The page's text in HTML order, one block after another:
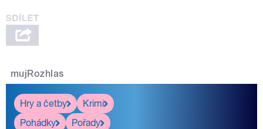
pause
mujRozhlas
Hry a četby
Krimi
Pohádky
Pořady